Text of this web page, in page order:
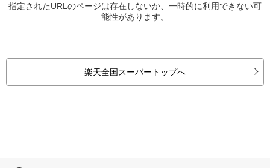
指定されたURLのページは存在しないか、一時的に利用できない可
能性があります。
楽天全国スーパートップへ